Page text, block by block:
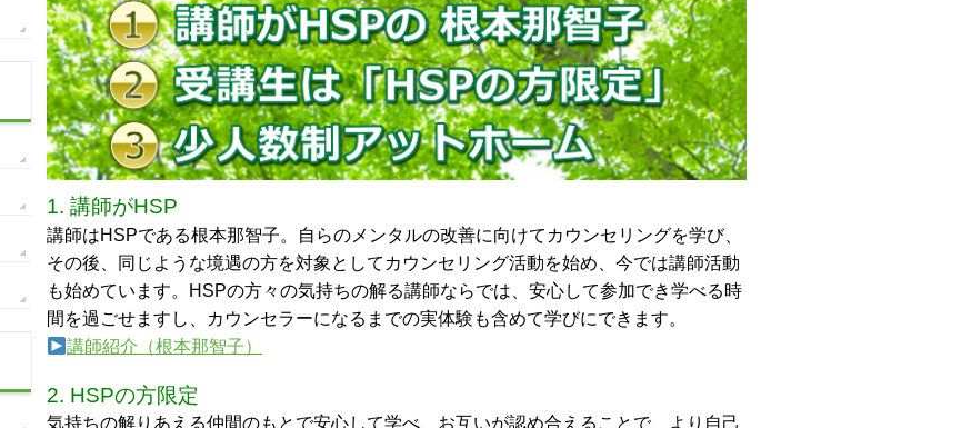
1. 講師がHSP
講師はHSPである根本那智子。自らのメンタルの改善に向けてカウンセリングを学び、
その後、同じような境遇の方を対象としてカウンセリング活動を始め、今では講師活動
も始めています。HSPの方々の気持ちの解る講師ならでは、安心して参加でき学べる時
間を過ごせますし、カウンセラーになるまでの実体験も含めて学びにできます。
講師紹介（根本那智子）
2. HSPの方限定
気持ちの解りあえる仲間のもとで安心して学べ、お互いが認め合えることで、より自己